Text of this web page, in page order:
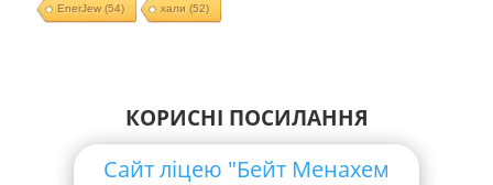
EnerJew(54) хали (52)
КОРИСНІ ПОСИЛАННЯ
Сайт ліцею "Бейт Менахем